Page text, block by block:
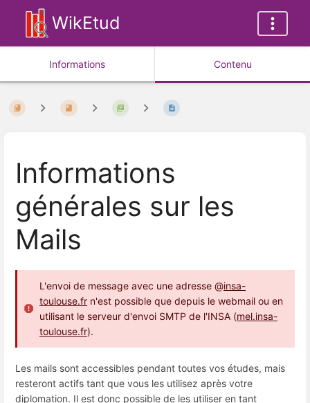
WikEtud
Informations Contenu
Informations
générales sur les
Mails
L'envoi de message avec une adresse @insa-
toulouse.fr n'est possible que depuis le webmail ou en
utilisant le serveur d'envoi SMTP de l'INSA (mel.insa-
toulouse.fr).
Les mails sont accessibles pendant toutes vos études, mais
resteront actifs tant que vous les utilisez après votre
diplomation. Il est donc possible de les utiliser en tant